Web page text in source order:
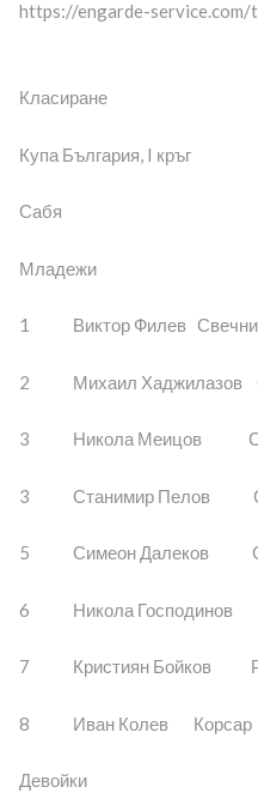
https://engarde-service.com/
Класиране
Купа България, I кръг
Сабя
Младежи
1 Виктор Филев
2 Михаил Хаджилазов
3 Никола Меицов
3 Станимир Пелов
5 Симеон Далеков
6 Никола Господинов
7 Кристиян Бойков
8 Иван Колев Корсар
Девойки